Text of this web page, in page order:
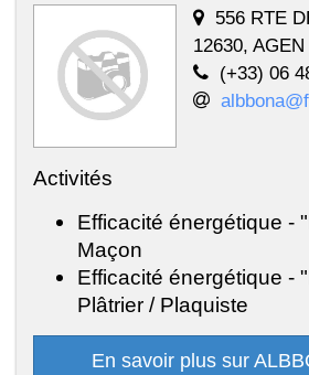
556 RTE
12630,
(+33) 06
Activités
Efficacité énergétique -
Maçon
Efficacité énergétique -
Plâtrier / Plaquiste
En savoir plus sur